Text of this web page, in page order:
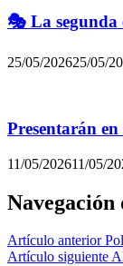
🎭 La
25/05/202625/05/
Presentarán
11/05/202611/05/
Navegación
Artículo anterior
Artículo siguiente